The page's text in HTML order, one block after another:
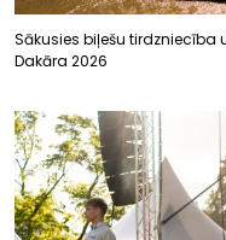
Sākusies biļešu
Dakāra 2026